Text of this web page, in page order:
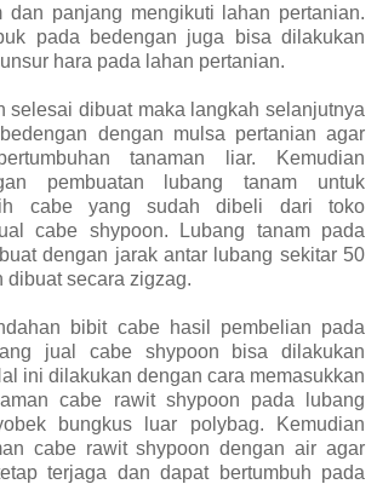
panjang mengikuti lahan pertanian.
pada bedengan juga bisa dilakukan
hara pada lahan pertanian.
selesai dibuat maka langkah selanjutnya
dengan mulsa pertanian agar
tanaman liar. Kemudian
pembuatan lubang tanam untuk
cabe yang sudah dibeli dari toko
cabe shypoon. Lubang tanam pada
dengan jarak antar lubang sekitar 50
dibuat secara zigzag.
bibit cabe hasil pembelian pada
jual cabe shypoon bisa dilakukan
ini dilakukan dengan cara memasukkan
cabe rawit shypoon pada lubang
bungkus luar polybag. Kemudian
cabe rawit shypoon dengan air agar
terjaga dan dapat bertumbuh pada